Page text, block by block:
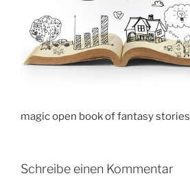
magic open book of fantasy stories
Schreibe einen Kommentar